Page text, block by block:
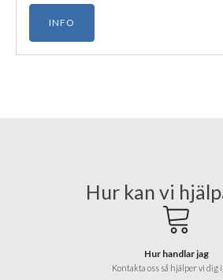
INFO
Hur kan vi
Hur handlar jag
Kontakta oss så hjälper vi dig